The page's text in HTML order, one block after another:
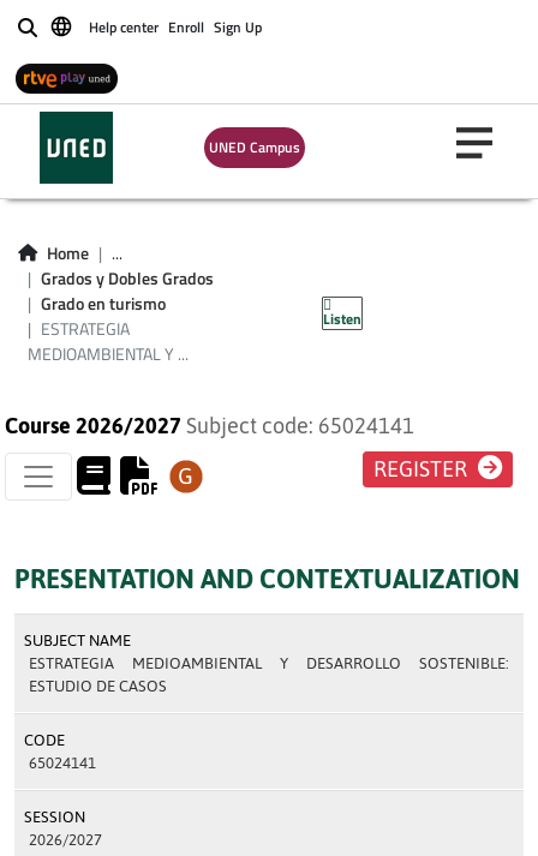
BuscarHelp center Enroll Sign Up
UNED Campus
Home
...
Grados y Dobles Grados
Grado en turismo
ESTRATEGIA
MEDIOAMBIENTAL Y ...
Listen
ESTRATEGIA
MEDIOAMBIENTAL Y
DESARROLLO
SOSTENIBLE:
ESTUDIO DE CASOS
Course 2026/2027 Subject code: 65024141
REGISTER
PRESENTATION AND CONTEXTUALIZATION
SUBJECT NAME
ESTRATEGIA MEDIOAMBIENTAL Y DESARROLLO SOSTENIBLE:
ESTUDIO DE CASOS
CODE
65024141
SESSION
2026/2027